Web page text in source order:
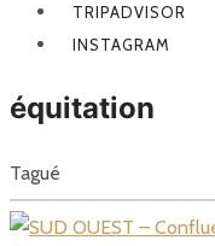
TRIPADVISOR
INSTAGRAM
équitation
Tagué